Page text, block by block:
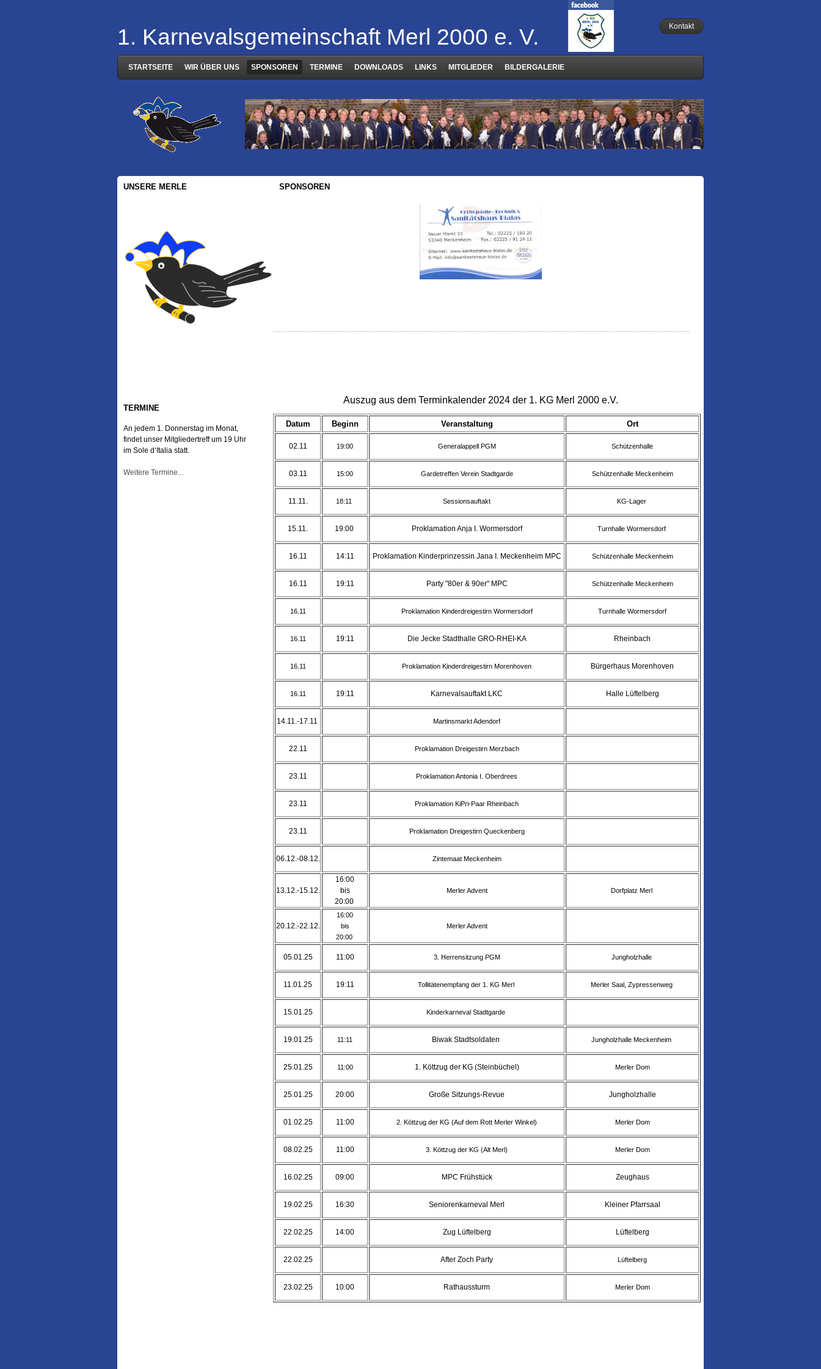
1. Karnevalsgemeinschaft Merl 2000 e. V. Kontakt
STARTSEITE WIR ÜBER UNS SPONSOREN TERMINE DOWNLOADS LINKS MITGLIEDER BILDERGALERIE
SPONSOREN
Auszug aus dem Terminkalender 2024 der 1. KG Merl 2000 e.V.
Datum Beginn Veranstaltung Ort
02.11 19:00 Generalappell PGM Schützenhalle
03.11 15:00 Gardetreffen Verein Stadtgarde Schützenhalle Meckenheim
11.11. 18:11 Sessionsauftakt KG-Lager
15.11. 19:00 Proklamation Anja I. Wormersdorf Turnhalle Wormersdorf
16.11 14:11 Proklamation Kinderprinzessin Jana I. Meckenheim MPC Schützenhalle Meckenheim
16.11 19:11 Party "80er & 90er" MPC Schützenhalle Meckenheim
16.11 Proklamation Kinderdreigestirn Wormersdorf Turnhalle Wormersdorf
16.11 19:11 Die Jecke Stadthalle GRO-RHEI-KA Rheinbach
16.11 Proklamation Kinderdreigestirn Morenhoven Bürgerhaus Morenhoven
16.11 19:11 Karnevalsauftakt LKC Halle Lüftelberg
14.11.-17.11 Martinsmarkt Adendorf
22.11 Proklamation Dreigestirn Merzbach
23.11 Proklamation Antonia I. Oberdrees
23.11 Proklamation KiPri-Paar Rheinbach
23.11 Proklamation Dreigestirn Queckenberg
06.12.-08.12. Zintemaat Meckenheim
13.12.-15.12.
16:00
bis
20:00
Merler Advent Dorfplatz Merl
20.12.-22.12.
16:00
bis
20:00
Merler Advent
05.01.25 11:00 3. Herrensitzung PGM Jungholzhalle
11.01.25 19:11 Tollitätenempfang der 1. KG Merl Merler Saal, Zypressenweg
15.01.25 Kinderkarneval Stadtgarde
19.01.25 11:11 Biwak Stadtsoldaten Jungholzhalle Meckenheim
25.01.25 11:00 1. Köttzug der KG (Steinbüchel) Merler Dom
25.01.25 20:00 Große Sitzungs-Revue Jungholzhalle
01.02.25 11:00 2. Köttzug der KG (Auf dem Rott Merler Winkel) Merler Dom
08.02.25 11:00 3. Köttzug der KG (Alt Merl) Merler Dom
16.02.25 09:00 MPC Frühstück Zeughaus
19.02.25 16:30 Seniorenkarneval Merl Kleiner Pfarrsaal
22.02.25 14:00 Zug Lüftelberg Lüftelberg
22.02.25 After Zoch Party Lüftelberg
23.02.25 10:00 Rathaussturm Merler Dom
UNSERE MERLE
TERMINE
An jedem 1. Donnerstag im Monat,
findet unser Mitgliedertreff um 19 Uhr
im Sole d‘Italia statt.
Weitere Termine...